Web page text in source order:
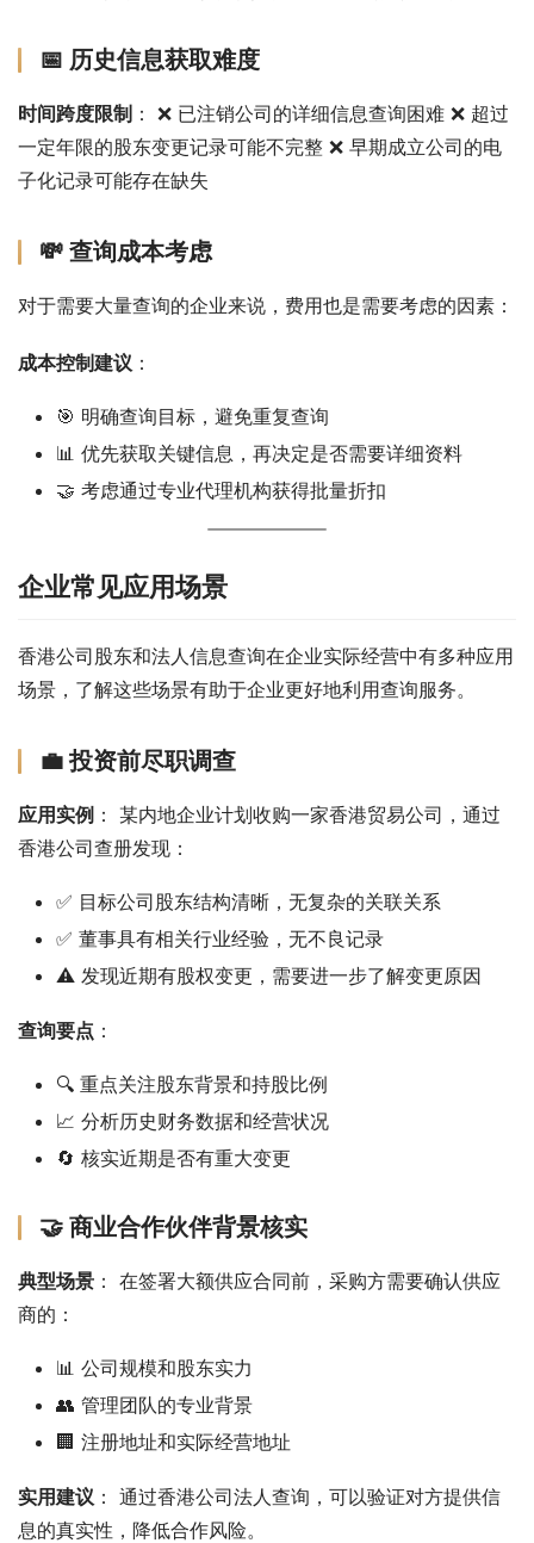
📅 历史信息获取难度
时间跨度限制 ： ❌ 已注销公司的详细信息查询困难 ❌ 超过
一定年限的股东变更记录可能不完整 ❌ 早期成立公司的电
子化记录可能存在缺失
💸 查询成本考虑
对于需要大量查询的企业来说，费用也是需要考虑的因素：
成本控制建议 ：
🎯 明确查询目标，避免重复查询
📊 优先获取关键信息，再决定是否需要详细资料
🤝 考虑通过专业代理机构获得批量折扣
企业常见应用场景
香港公司股东和法人信息查询在企业实际经营中有多种应用
场景，了解这些场景有助于企业更好地利用查询服务。
💼 投资前尽职调查
应用实例 ： 某内地企业计划收购一家香港贸易公司，通过
香港公司查册发现：
✅ 目标公司股东结构清晰，无复杂的关联关系
✅ 董事具有相关行业经验，无不良记录
⚠️ 发现近期有股权变更，需要进一步了解变更原因
查询要点 ：
🔍 重点关注股东背景和持股比例
📈 分析历史财务数据和经营状况
🔄 核实近期是否有重大变更
🤝 商业合作伙伴背景核实
典型场景 ： 在签署大额供应合同前，采购方需要确认供应
商的：
📊 公司规模和股东实力
👥 管理团队的专业背景
🏢 注册地址和实际经营地址
实用建议 ： 通过香港公司法人查询，可以验证对方提供信
息的真实性，降低合作风险。